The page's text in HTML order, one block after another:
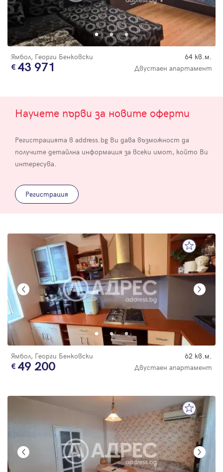
Ямбол, Георги Бенковски 64 кв.м.
43 971 Двустаен апартамент
Научете първи за новите оферти
Регистрацията в address.bg Ви дава възможност да
получите детайлна информация за всеки имот, който Ви
интересува.
Регистрация
Ямбол, Георги Бенковски 62 кв.м.
49 200 Двустаен апартамент